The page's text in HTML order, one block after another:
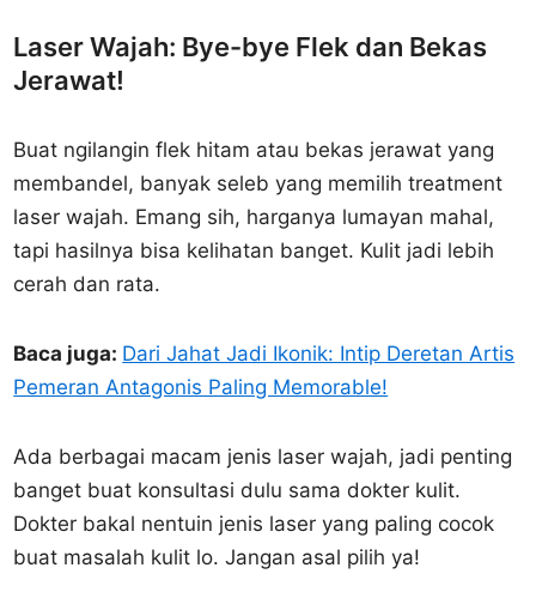
Laser Wajah: Bye-bye Flek dan Bekas
Jerawat!
Buat ngilangin flek hitam atau bekas jerawat yang
membandel, banyak seleb yang memilih treatment
laser wajah. Emang sih, harganya lumayan mahal,
tapi hasilnya bisa kelihatan banget. Kulit jadi lebih
cerah dan rata.
Baca juga: Dari Jahat Jadi Ikonik: Intip Deretan Artis
Pemeran Antagonis Paling Memorable!
Ada berbagai macam jenis laser wajah, jadi penting
banget buat konsultasi dulu sama dokter kulit.
Dokter bakal nentuin jenis laser yang paling cocok
buat masalah kulit lo. Jangan asal pilih ya!